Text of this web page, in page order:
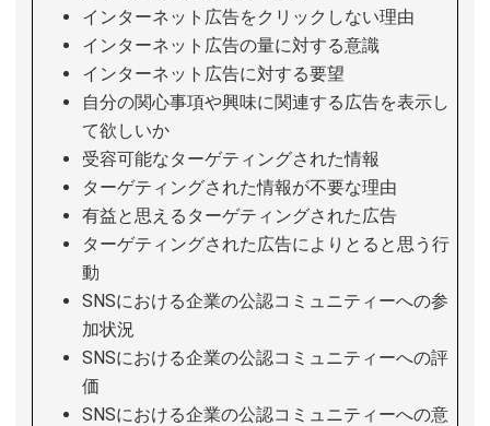
インターネット広告をクリックしない理由
インターネット広告の量に対する意識
インターネット広告に対する要望
自分の関心事項や興味に関連する広告を表示し
て欲しいか
受容可能なターゲティングされた情報
ターゲティングされた情報が不要な理由
有益と思えるターゲティングされた広告
ターゲティングされた広告によりとると思う行
動
SNSにおける企業の公認コミュニティーへの参
加状況
SNSにおける企業の公認コミュニティーへの評
価
SNSにおける企業の公認コミュニティーへの意